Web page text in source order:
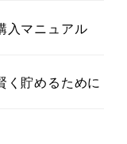
入マニュアル
く貯めるために